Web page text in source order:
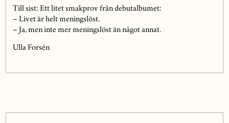
Till sist: Ett litet smakprov från debutalbumet:
– Livet är helt meningslöst.
– Ja, men inte mer meningslöst än något annat.
Ulla Forsén